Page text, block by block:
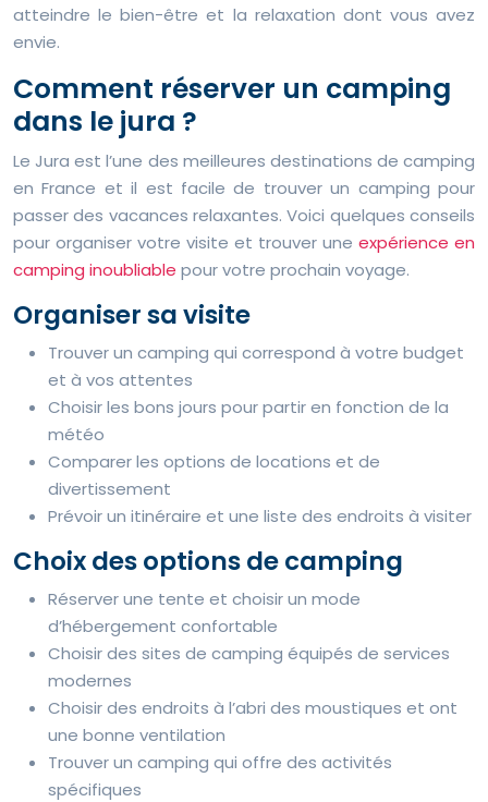
atteindre le bien-être et la relaxation dont vous avez
envie.
Comment réserver un camping
dans le jura ?
Le Jura est l’une des meilleures destinations de camping
en France et il est facile de trouver un camping pour
passer des vacances relaxantes. Voici quelques conseils
pour organiser votre visite et trouver une expérience en
camping inoubliable pour votre prochain voyage.
Organiser sa visite
Trouver un camping qui correspond à votre budget
et à vos attentes
Choisir les bons jours pour partir en fonction de la
météo
Comparer les options de locations et de
divertissement
Prévoir un itinéraire et une liste des endroits à visiter
Choix des options de camping
Réserver une tente et choisir un mode
d’hébergement confortable
Choisir des sites de camping équipés de services
modernes
Choisir des endroits à l’abri des moustiques et ont
une bonne ventilation
Trouver un camping qui offre des activités
spécifiques